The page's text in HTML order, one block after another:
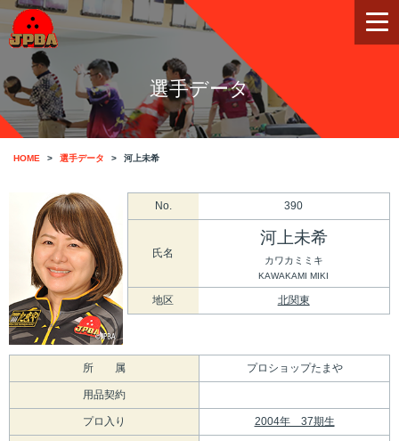
選手データ
HOME 選手データ 河上未希
No. 390
氏名
河上未希
カワカミミキ
KAWAKAMI MIKI
地区 北関東
所 属 プロショップたまや
用品契約
プロ入り 2004年 37期生